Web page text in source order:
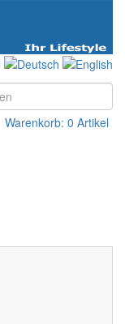
Warenkorb: 0 Artikel